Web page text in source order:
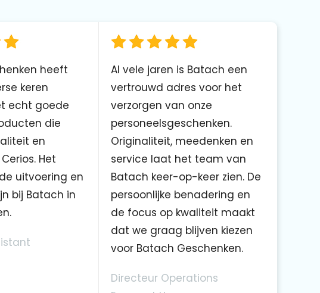
heeft
keren
echt goede
die
en
Het
uitvoering en
bij Batach in
Al vele jaren is Batach een
vertrouwd adres voor het
verzorgen van onze
personeelsgeschenken.
Originaliteit, meedenken en
service laat het team van
Batach keer-op-keer zien. De
persoonlijke benadering en
de focus op kwaliteit maakt
dat we graag blijven kiezen
voor Batach Geschenken.
Directeur Operations